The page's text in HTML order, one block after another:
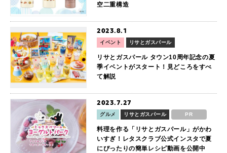
空二重構造
2023.8.1
イベント リサとガスパール
リサとガスパール タウン10周年記念の夏
季イベントがスタート！見どころをすべ
て解説
2023.7.27
グルメ リサとガスパール PR
料理を作る「リサとガスパール」がかわ
いすぎ！レタスクラブ公式インスタで夏
にぴったりの簡単レシピ動画を公開中